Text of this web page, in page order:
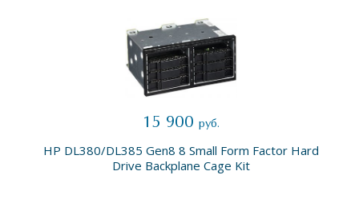
15 900 руб.
HP DL380/DL385 Gen8 8 Small Form Factor Hard
Drive Backplane Cage Kit